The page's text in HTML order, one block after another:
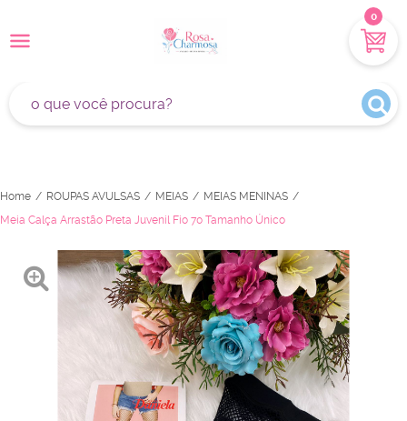
0
Home ROUPAS AVULSAS MEIAS
MEIAS MENINAS
Meia Calça Arrastão Preta Juvenil Fio 70 Tamanho Único